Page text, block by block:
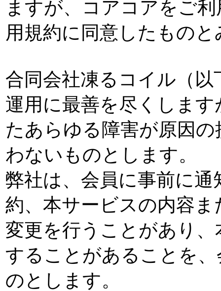
ますが、コアコアをご
用規約に同意したもの
合同会社凍るコイル（
運用に最善を尽くしま
たあらゆる障害が原因
わないものとします。
弊社は、会員に事前に
約、本サービスの内容
変更を行うことがあり
することがあることを
のとします。